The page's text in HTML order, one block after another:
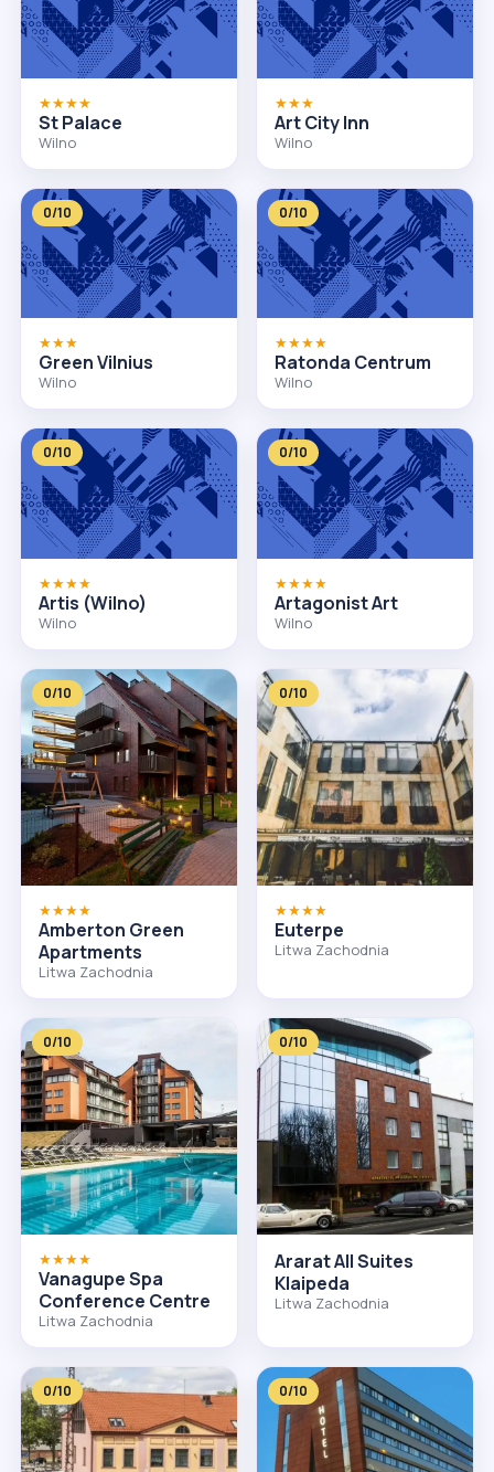
★★★★
St Palace
Wilno
★★★
Art City Inn
Wilno
0/10
★★★
Green Vilnius
Wilno
0/10
★★★★
Ratonda Centrum
Wilno
0/10
★★★★
Artis (Wilno)
Wilno
0/10
★★★★
Artagonist Art
Wilno
0/10
★★★★
Amberton Green
Apartments
Litwa Zachodnia
0/10
★★★★
Euterpe
Litwa Zachodnia
0/10
★★★★
Vanagupe Spa
Conference Centre
Litwa Zachodnia
0/10
Ararat All Suites
Klaipeda
Litwa Zachodnia
0/10 0/10